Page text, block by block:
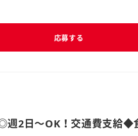
応募する
2日～OK！交通費支給◆